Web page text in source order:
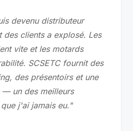
devenu distributeur
des clients a explosé. Les
vite et les motards
SCSETC fournit des
des présentoirs et une
un des meilleurs
j'ai jamais eu."